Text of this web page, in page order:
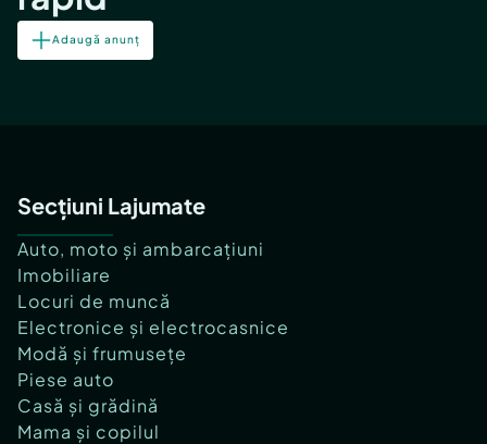
Adaugă anunț
Secțiuni Lajumate
Auto, moto și ambarcațiuni
Imobiliare
Locuri de muncă
Electronice și electrocasnice
Modă și frumusețe
Piese auto
Casă și grădină
Mama și copilul